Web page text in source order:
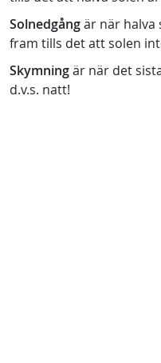
Solnedgångär när halva
fram tills det att solen
Skymningär när det
d.v.s. natt!